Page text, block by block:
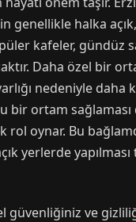
genellikle halka
kafeler,
Daha özel bir
nedeniyle
bir ortam
rol oynar. Bu
yerlerde yapılması
ve